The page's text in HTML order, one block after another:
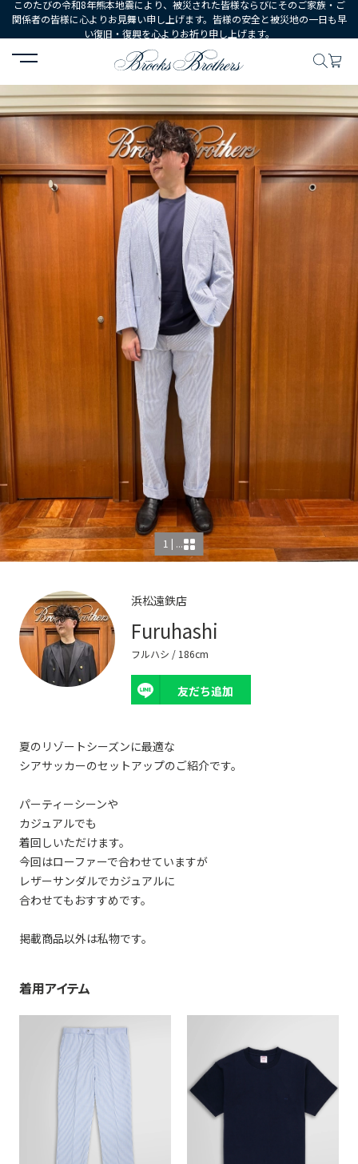
このたびの令和8年熊本地震により、被災された皆様ならびにそのご家族・ご
関係者の皆様に心よりお見舞い申し上げます。皆様の安全と被災地の一日も早
い復旧・復興を心よりお祈り申し上げます。
HOME コーディネート コーディネート詳細
1 | ...
浜松遠鉄店
Furuhashi
フルハシ / 186cm
友だち追加
夏のリゾートシーズンに最適な
シアサッカーのセットアップのご紹介です。
パーティーシーンや
カジュアルでも
着回しいただけます。
今回はローファーで合わせていますが
レザーサンダルでカジュアルに
合わせてもおすすめです。
掲載商品以外は私物です。
着用アイテム